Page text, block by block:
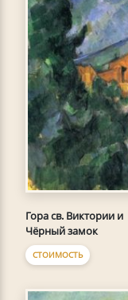
Гора св. Виктории и
Чёрный замок
СТОИМОСТЬ